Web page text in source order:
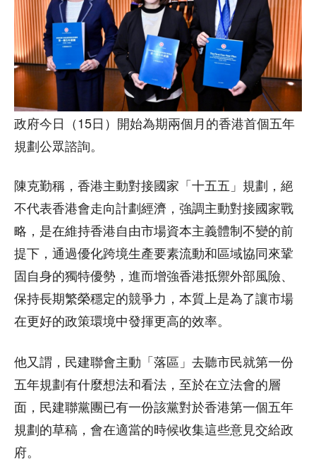
政府今日（15日）開始為期兩個月的香港首個五年
規劃公眾諮詢。
陳克勤稱，香港主動對接國家「十五五」規劃，絕
不代表香港會走向計劃經濟，強調主動對接國家戰
略，是在維持香港自由市場資本主義體制不變的前
提下，通過優化跨境生產要素流動和區域協同來鞏
固自身的獨特優勢，進而增強香港抵禦外部風險、
保持長期繁榮穩定的競爭力，本質上是為了讓市場
在更好的政策環境中發揮更高的效率。
他又謂，民建聯會主動「落區」去聽市民就第一份
五年規劃有什麼想法和看法，至於在立法會的層
面，民建聯黨團已有一份該黨對於香港第一個五年
規劃的草稿，會在適當的時候收集這些意見交給政
府。